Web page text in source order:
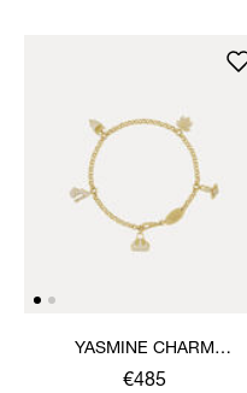
YASMINE CHARM
NECKLACE
€485